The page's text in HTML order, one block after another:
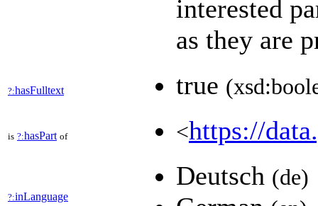
interested
as they are
?:hasFulltext true
is ?:hasPart of <https://
?:inLanguage
Deutsch (de)